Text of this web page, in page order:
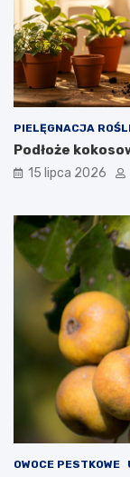
PIELĘGNACJA
Podłoże
15 lipca 2026
OWOCE PESTKOWE